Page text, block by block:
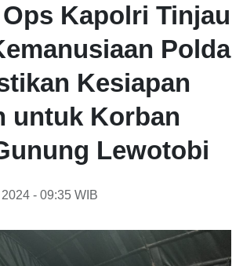
Kapolri Tinjau
Polda
Kesiapan
untuk Korban
Lewotobi
- 09:35WIB